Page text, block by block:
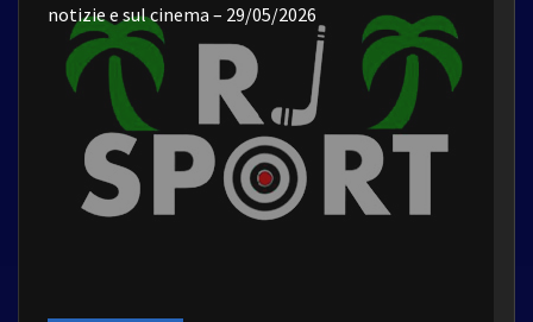
notizie e sul cinema – 29/05/2026